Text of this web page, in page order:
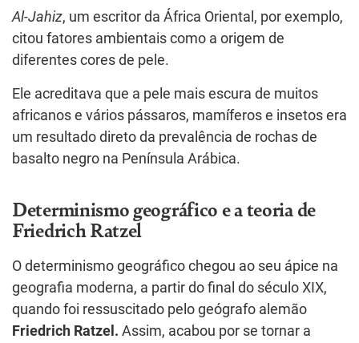
Al-Jahiz, um escritor da África Oriental, por exemplo,
citou fatores ambientais como a origem de
diferentes cores de pele.
Ele acreditava que a pele mais escura de muitos
africanos e vários pássaros, mamíferos e insetos era
um resultado direto da prevalência de rochas de
basalto negro na Península Arábica.
Determinismo geográfico e a teoria de
Friedrich Ratzel
O determinismo geográfico chegou ao seu ápice na
geografia moderna, a partir do final do século XIX,
quando foi ressuscitado pelo geógrafo alemão
Friedrich Ratzel. Assim, acabou por se tornar a